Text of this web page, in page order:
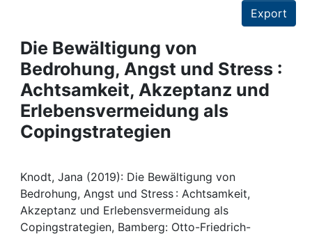
Projects
People
Institutions
My FIS
Help
Export
Die Bewältigung von
Bedrohung, Angst und Stress :
Achtsamkeit, Akzeptanz und
Erlebensvermeidung als
Copingstrategien
Knodt, Jana (2019): Die Bewältigung von
Bedrohung, Angst und Stress : Achtsamkeit,
Akzeptanz und Erlebensvermeidung als
Copingstrategien, Bamberg: Otto-Friedrich-